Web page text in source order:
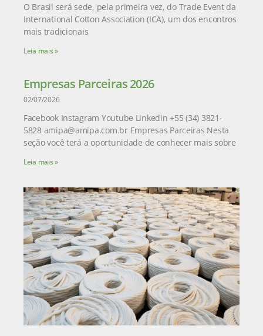
O Brasil será sede, pela primeira vez, do Trade Event da
International Cotton Association (ICA), um dos encontros
mais tradicionais
Leia mais »
Empresas Parceiras 2026
02/07/2026
Facebook Instagram Youtube Linkedin +55 (34) 3821-
5828 amipa@amipa.com.br Empresas Parceiras Nesta
seção você terá a oportunidade de conhecer mais sobre
Leia mais »